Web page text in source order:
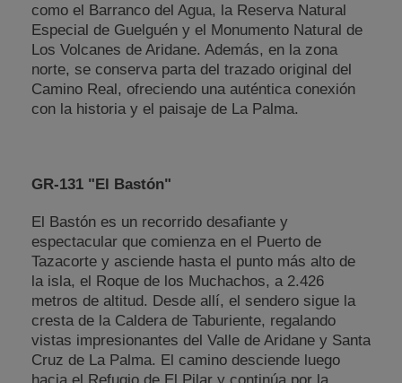
como el Barranco del Agua, la Reserva Natural
Especial de Guelguén y el Monumento Natural de
Los Volcanes de Aridane. Además, en la zona
norte, se conserva parta del trazado original del
Camino Real, ofreciendo una auténtica conexión
con la historia y el paisaje de La Palma.
GR-131 "El Bastón"
El Bastón es un recorrido desafiante y
espectacular que comienza en el Puerto de
Tazacorte y asciende hasta el punto más alto de
la isla, el Roque de los Muchachos, a 2.426
metros de altitud. Desde allí, el sendero sigue la
cresta de la Caldera de Taburiente, regalando
vistas impresionantes del Valle de Aridane y Santa
Cruz de La Palma. El camino desciende luego